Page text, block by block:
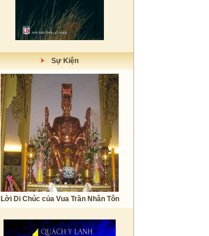
Sự Kiện
Lời Di Chúc của Vua Trần Nhân Tôn